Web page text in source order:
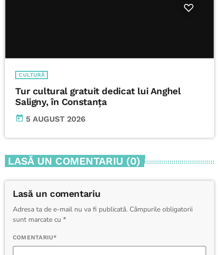
CULTURĂ
Tur cultural gratuit dedicat lui Anghel
Saligny, în Constanța
today 5 AUGUST 2026
LASĂ UN COMENTARIU (0)
Lasă un comentariu
Adresa ta de e-mail nu va fi publicată. Câmpurile obligatorii
sunt marcate cu *
COMENTARIU*